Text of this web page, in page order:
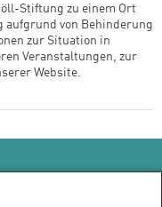
Stiftung zu einem Ort
aufgrund von Behinderung
zur Situation in
Veranstaltungen, zur
Website.